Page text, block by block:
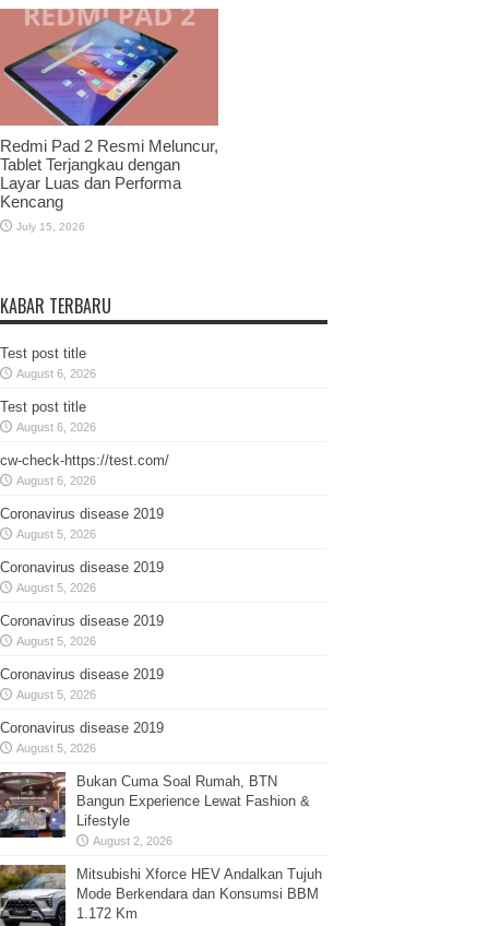
Redmi Pad 2 Resmi Meluncur,
Tablet Terjangkau dengan
Layar Luas dan Performa
Kencang
July 15, 2026
KABAR TERBARU
Test post title
August 6, 2026
Test post title
August 6, 2026
cw-check-https://test.com/
August 6, 2026
Coronavirus disease 2019
August 5, 2026
Coronavirus disease 2019
August 5, 2026
Coronavirus disease 2019
August 5, 2026
Coronavirus disease 2019
August 5, 2026
Coronavirus disease 2019
August 5, 2026
Bukan Cuma Soal Rumah, BTN
Bangun Experience Lewat Fashion &
Lifestyle
August 2, 2026
Mitsubishi Xforce HEV Andalkan Tujuh
Mode Berkendara dan Konsumsi BBM
1.172 Km